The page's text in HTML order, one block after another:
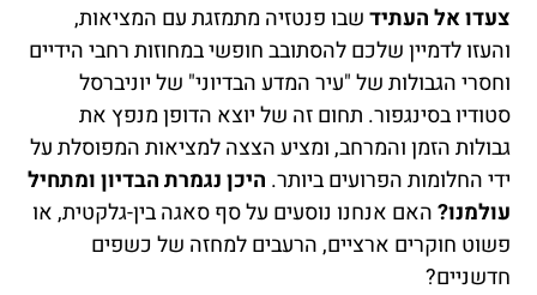
צעדו אל העתידשבו פנטזיה מתמזגת עם המציאות,
והעזו לדמיין שלכם להסתובב חופשי במחוזות רחבי הידיים
וחסרי הגבולות של "עיר המדע הבדיוני" של יוניברסל
סטודיו בסינגפור. תחום זה של יוצא הדופן מנפץ את
גבולות הזמן והמרחב, ומציע הצצה למציאות המפוסלת על
ידי החלומות הפרועים ביותר. היכן נגמרת הבדיון ומתחיל
עולמנו?האם אנחנו נוסעים על סף סאגה בין-גלקטית, או
פשוט חוקרים ארציים, הרעבים למחזה של כשפים
חדשניים?